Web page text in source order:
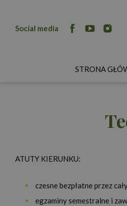
Social media
STRONA
ATUTY KIERUNKU:
czesne bezpłatne przez
egzaminy semestralne i